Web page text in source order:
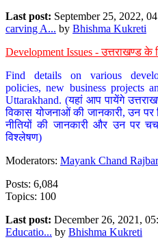
Last post: September 25, 2022,
carving A... by Bhishma Kukreti
Development Issues - उत्तराखण्ड के
Find details on various
policies, new business projects
Uttarakhand. (यहां आप पायेंगे
विकास योजनाओं की जानकारी, उन पर
नीतियों की जानकारी और उन पर
विश्लेषण)
Moderators: Mayank Chand Rajbar
Posts: 6,084
Topics: 100
Last post: December 26, 2021,
Educatio... by Bhishma Kukreti